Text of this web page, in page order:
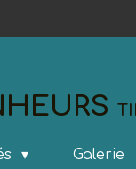
Galerie